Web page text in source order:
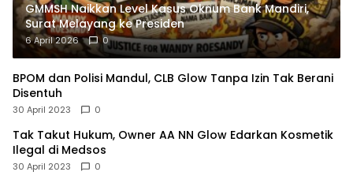
GMMSH Naikkan Level Kasus Oknum Bank Mandiri,
Surat Melayang ke Presiden
6 April 2026 0
BPOM dan Polisi Mandul, CLB Glow Tanpa Izin Tak Berani
Disentuh
30 April 2023 0
Tak Takut Hukum, Owner AA NN Glow Edarkan Kosmetik
Ilegal di Medsos
30 April 2023 0